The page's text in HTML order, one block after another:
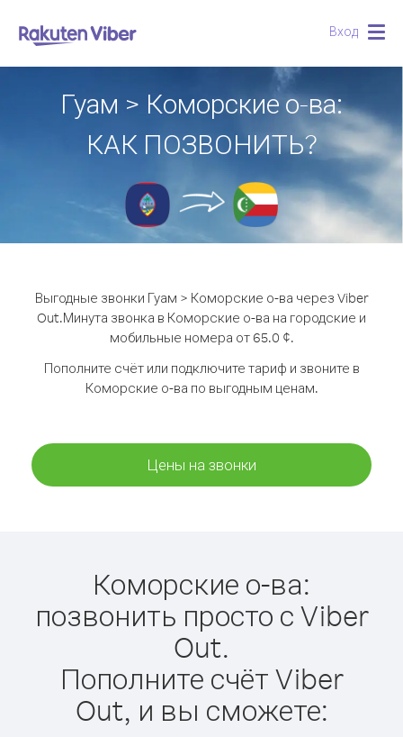
Вход
Гуам > Коморские о-ва:
КАК ПОЗВОНИТЬ?
Выгодные звонки Гуам > Коморские о-ва через Viber
Out.Минута звонка в Коморские о-ва на городские и
мобильные номера от 65.0 ¢.
Пополните счёт или подключите тариф и звоните в
Коморские о-ва по выгодным ценам.
Цены на звонки
Коморские о-ва:
позвонить просто с Viber
Out.
Пополните счёт Viber
Out, и вы сможете: